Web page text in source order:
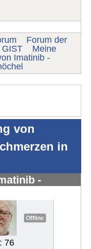
Forum der
GIST
Meine
Imatinib -
von
in
-
Offline
76